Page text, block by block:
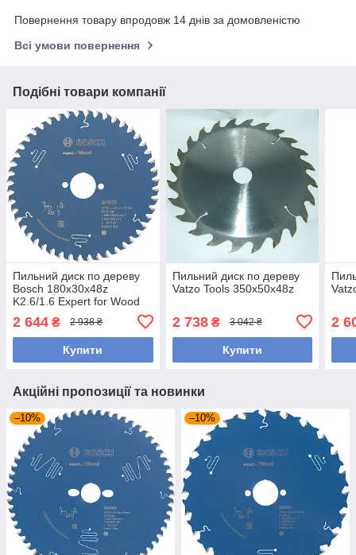
Повернення товару впродовж 14 днів за домовленістю
Всі умови повернення
Подібні товари компанії
Пильний диск по дереву
Bosch 180x30x48z
K2.6/1.6 Expert for Wood
2 644 ₴ 2 938 ₴
Купити
Пильний диск по дереву
Vatzo Tools 350х50х48z
2 738₴ 3 042 ₴
Купити
2
Акційні пропозиції та новинки
–10% –10%